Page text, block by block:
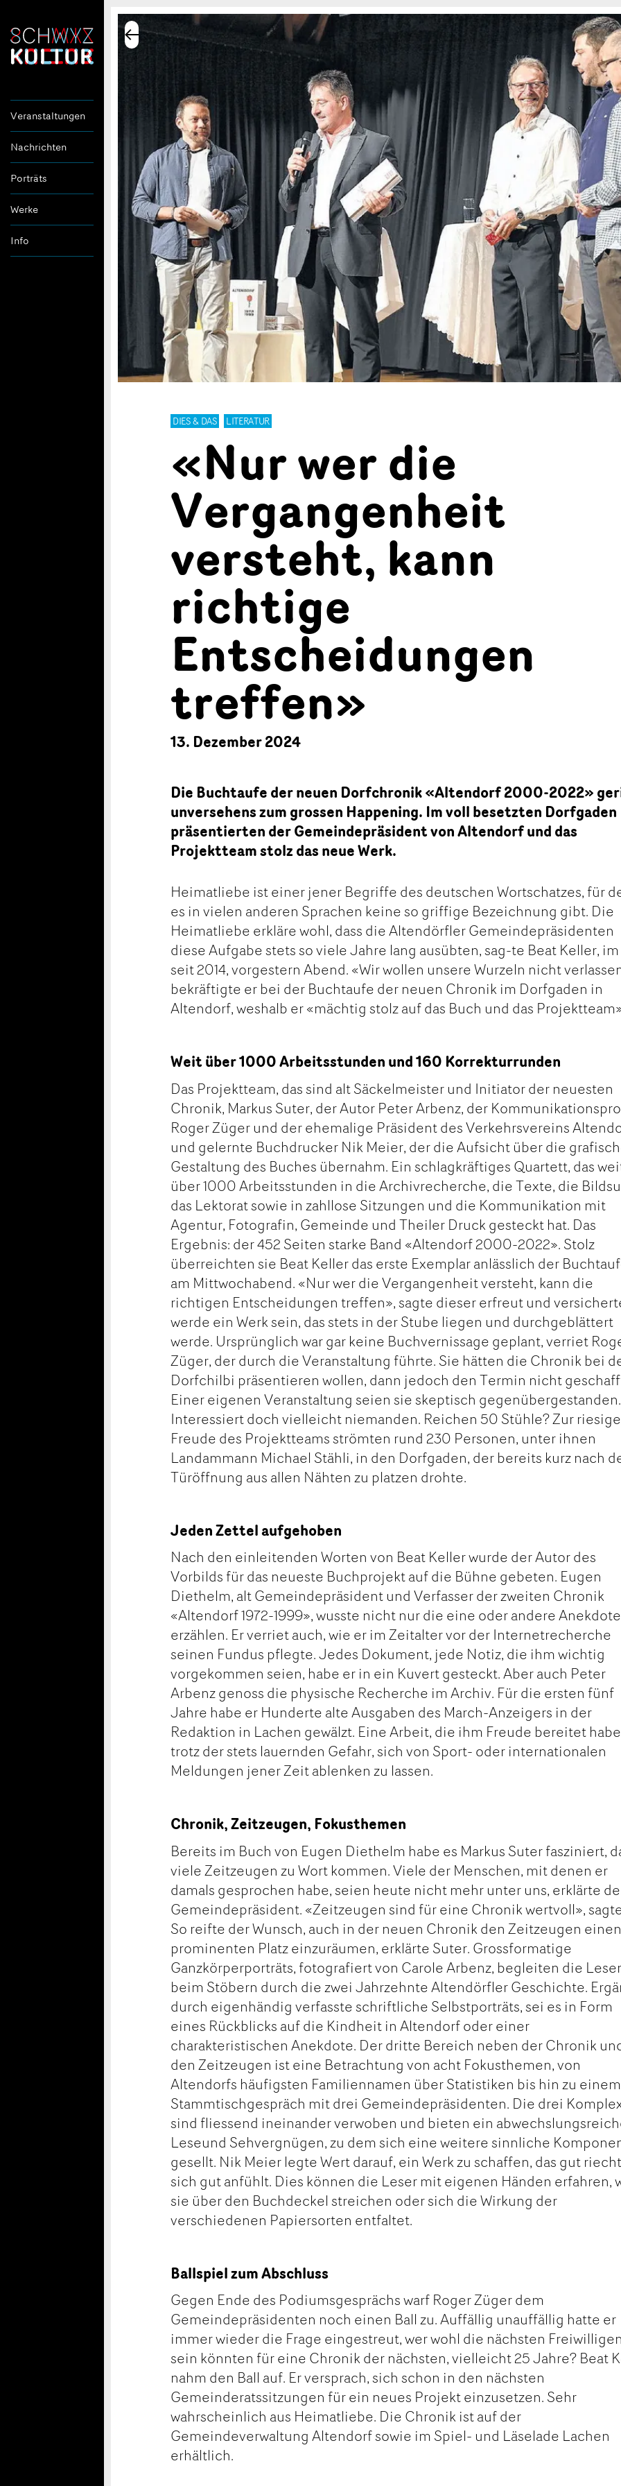
Veranstaltungen
Nachrichten
Porträts
Werke
Info
DIES & DAS LITERATUR
«Nur wer die
Vergangenheit
versteht, kann
richtige
Entscheidungen
treffen»
13. Dezember 2024
Die Buchtaufe der neuen Dorfchronik «Altendorf 2000-2022»
unversehens zum grossen Happening. Im voll besetzten Dorfgaden
präsentierten der Gemeindepräsident von Altendorf und das
Projektteam stolz das neue Werk.
Heimatliebe ist einer jener Begriffe des deutschen Wortschatzes, für
es in vielen anderen Sprachen keine so griffige Bezeichnung gibt. Die
Heimatliebe erkläre wohl, dass die Altendörfler Gemeindepräsidenten
diese Aufgabe stets so viele Jahre lang ausübten, sag-te Beat Keller,
seit 2014, vorgestern Abend. «Wir wollen unsere Wurzeln nicht
bekräftigte er bei der Buchtaufe der neuen Chronik im Dorfgaden in
Altendorf, weshalb er «mächtig stolz auf das Buch und das
Weit über 1000 Arbeitsstunden und 160 Korrekturrunden
Das Projektteam, das sind alt Säckelmeister und Initiator der neuesten
Chronik, Markus Suter, der Autor Peter Arbenz, der
Roger Züger und der ehemalige Präsident des Verkehrsvereins
und gelernte Buchdrucker Nik Meier, der die Aufsicht über die
Gestaltung des Buches übernahm. Ein schlagkräftiges Quartett, das
über 1000 Arbeitsstunden in die Archivrecherche, die Texte, die
das Lektorat sowie in zahllose Sitzungen und die Kommunikation mit
Agentur, Fotografin, Gemeinde und Theiler Druck gesteckt hat. Das
Ergebnis: der 452 Seiten starke Band «Altendorf 2000-2022». Stolz
überreichten sie Beat Keller das erste Exemplar anlässlich der
am Mittwochabend. «Nur wer die Vergangenheit versteht, kann die
richtigen Entscheidungen treffen», sagte dieser erfreut und
werde ein Werk sein, das stets in der Stube liegen und durchgeblättert
werde. Ursprünglich war gar keine Buchvernissage geplant, verriet
Züger, der durch die Veranstaltung führte. Sie hätten die Chronik bei
Dorfchilbi präsentieren wollen, dann jedoch den Termin nicht
Einer eigenen Veranstaltung seien sie skeptisch gegenübergestanden.
Interessiert doch vielleicht niemanden. Reichen 50 Stühle? Zur
Freude des Projektteams strömten rund 230 Personen, unter ihnen
Landammann Michael Stähli, in den Dorfgaden, der bereits kurz nach
Türöffnung aus allen Nähten zu platzen drohte.
Jeden Zettel aufgehoben
Nach den einleitenden Worten von Beat Keller wurde der Autor des
Vorbilds für das neueste Buchprojekt auf die Bühne gebeten. Eugen
Diethelm, alt Gemeindepräsident und Verfasser der zweiten Chronik
«Altendorf 1972-1999», wusste nicht nur die eine oder andere
erzählen. Er verriet auch, wie er im Zeitalter vor der Internetrecherche
seinen Fundus pflegte. Jedes Dokument, jede Notiz, die ihm wichtig
vorgekommen seien, habe er in ein Kuvert gesteckt. Aber auch Peter
Arbenz genoss die physische Recherche im Archiv. Für die ersten fünf
Jahre habe er Hunderte alte Ausgaben des March-Anzeigers in der
Redaktion in Lachen gewälzt. Eine Arbeit, die ihm Freude bereitet
trotz der stets lauernden Gefahr, sich von Sport- oder internationalen
Meldungen jener Zeit ablenken zu lassen.
Chronik, Zeitzeugen, Fokusthemen
Bereits im Buch von Eugen Diethelm habe es Markus Suter fasziniert,
viele Zeitzeugen zu Wort kommen. Viele der Menschen, mit denen er
damals gesprochen habe, seien heute nicht mehr unter uns, erklärte
Gemeindepräsident. «Zeitzeugen sind für eine Chronik wertvoll»,
So reifte der Wunsch, auch in der neuen Chronik den Zeitzeugen einen
prominenten Platz einzuräumen, erklärte Suter. Grossformatige
Ganzkörperporträts, fotografiert von Carole Arbenz, begleiten die Leser
beim Stöbern durch die zwei Jahrzehnte Altendörfler Geschichte.
durch eigenhändig verfasste schriftliche Selbstporträts, sei es in Form
eines Rückblicks auf die Kindheit in Altendorf oder einer
charakteristischen Anekdote. Der dritte Bereich neben der Chronik
den Zeitzeugen ist eine Betrachtung von acht Fokusthemen, von
Altendorfs häufigsten Familiennamen über Statistiken bis hin zu einem
Stammtischgespräch mit drei Gemeindepräsidenten. Die drei
sind fliessend ineinander verwoben und bieten ein
Leseund Sehvergnügen, zu dem sich eine weitere sinnliche
gesellt. Nik Meier legte Wert darauf, ein Werk zu schaffen, das gut
sich gut anfühlt. Dies können die Leser mit eigenen Händen erfahren,
sie über den Buchdeckel streichen oder sich die Wirkung der
verschiedenen Papiersorten entfaltet.
Ballspiel zum Abschluss
Gegen Ende des Podiumsgesprächs warf Roger Züger dem
Gemeindepräsidenten noch einen Ball zu. Auffällig unauffällig hatte er
immer wieder die Frage eingestreut, wer wohl die nächsten Freiwilligen
sein könnten für eine Chronik der nächsten, vielleicht 25 Jahre? Beat
nahm den Ball auf. Er versprach, sich schon in den nächsten
Gemeinderatssitzungen für ein neues Projekt einzusetzen. Sehr
wahrscheinlich aus Heimatliebe. Die Chronik ist auf der
Gemeindeverwaltung Altendorf sowie im Spiel- und Läselade Lachen
erhältlich.